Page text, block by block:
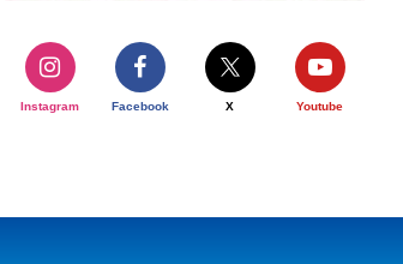
度 かりゆしビーチ営業
び営業時間のお知らせ
月5日〜2026年10月31日
【期間限定】オーシャ
開催について
2026年3月20日〜2026年11
Instagram Facebook X Youtube